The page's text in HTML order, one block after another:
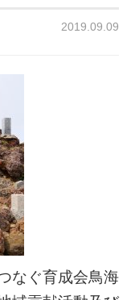
2019.09.09
なぐ育成会鳥海